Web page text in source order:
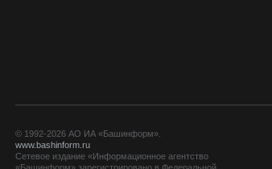
© 1992-2026 АО ИА «Башинформ».
www.bashinform.ru
Сетевое издание «Информационное агентство